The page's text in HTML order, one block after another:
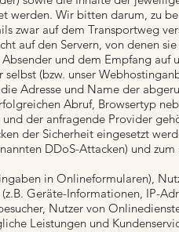
werden. Wir bitten darum, zu
zwar auf dem Transportweg
auf den Servern, von denen
und dem Empfang auf
(bzw. unser
Adresse und Name der
Abruf, Browsertyp
der anfragende Provider
der Sicherheit eingesetzt
DDoS-Attacken) und
in Onlineformularen),
Geräte-Informationen, IP-
Nutzer von
Leistungen und